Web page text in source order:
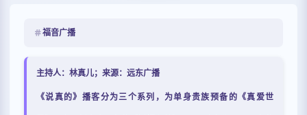
福音广播
主持人：林真儿；来源：远东广播
《说真的》播客分为三个系列，为单身贵族预备的《真爱世